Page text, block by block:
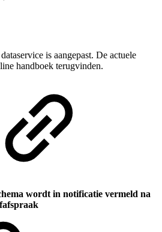
is aangepast. De actuele
handboek terugvinden.
wordt in notificatie vermeld na